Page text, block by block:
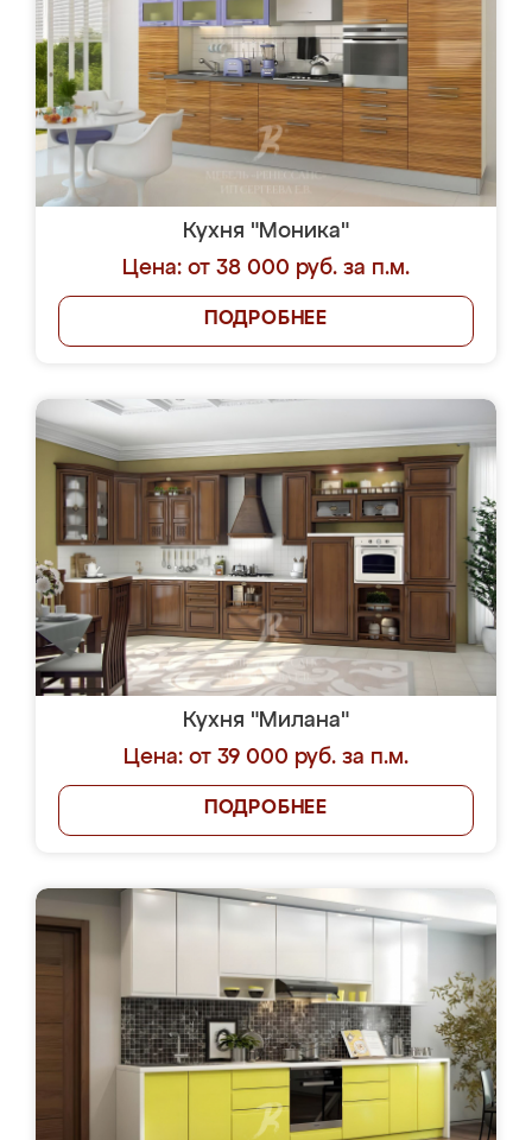
Кухня "Моника"
Цена: от 38 000 руб. за п.м.
ПОДРОБНЕЕ
Кухня "Милана"
Цена: от 39 000 руб. за п.м.
ПОДРОБНЕЕ